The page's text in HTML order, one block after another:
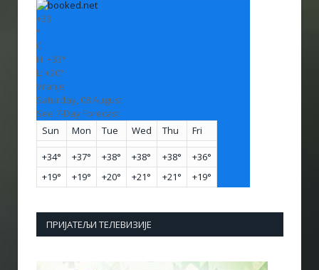
+33
°
C
H: +33°
L: +20°
Vranje
Saturday, 08 August
See 7-Day Forecast
Sun
Mon Tue Wed Thu Fri
+34° +37° +38° +38° +38° +36°
+19° +19° +20° +21° +21° +19°
ПРИЈАТЕЉИ ТЕЛЕВИЗИЈЕ